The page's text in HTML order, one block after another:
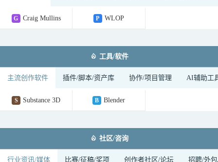
G Craig Mullins P WLOP
 工具/软件
主流创作软件 插件/脚本/资产库 协作/项目管理 AI辅助工
S Substance 3D B Blender
 社区/咨询
行业资讯/媒体 比赛/征稿/奖项 创作者社区/论坛 招聘/外